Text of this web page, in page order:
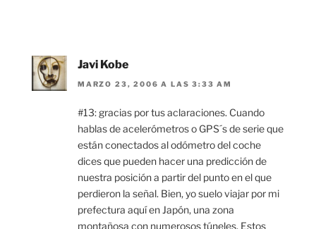
Javi Kobe
MARZO 23, 2006 A LAS 3:33 AM
#13: gracias por tus aclaraciones. Cuando
hablas de acelerómetros o GPS´s de serie que
están conectados al odómetro del coche
dices que pueden hacer una predicción de
nuestra posición a partir del punto en el que
perdieron la señal. Bien, yo suelo viajar por mi
prefectura aquí en Japón, una zona
montañosa con numerosos túneles. Estos